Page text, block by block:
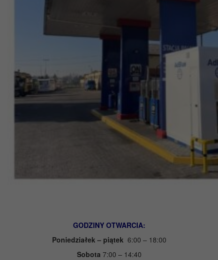
GODZINY OTWARCIA:
Poniedziałek – piątek6:00 – 18:00
Sobota 7:00 – 14:40